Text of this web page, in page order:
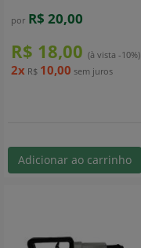
por R$ 20,00
R$ 18,00 (à vista -10%)
2x R$ 10,00 sem juros
Adicionar ao carrinho